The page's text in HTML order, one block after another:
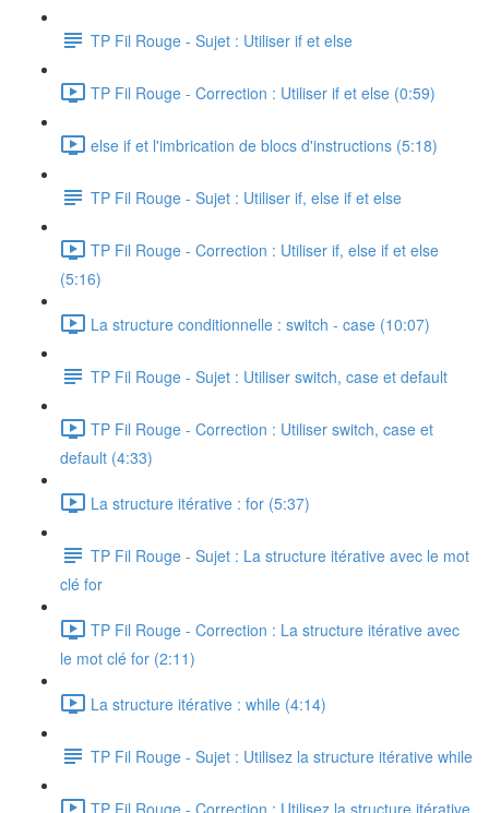
TP Fil Rouge - Sujet : Utiliser if et else
TP Fil Rouge - Correction : Utiliser if et else (0:59)
else if et l'imbrication de blocs d'instructions (5:18)
TP Fil Rouge - Sujet : Utiliser if, else if et else
TP Fil Rouge - Correction : Utiliser if, else if et else
(5:16)
La structure conditionnelle : switch - case (10:07)
TP Fil Rouge - Sujet : Utiliser switch, case et default
TP Fil Rouge - Correction : Utiliser switch, case et
default (4:33)
La structure itérative : for (5:37)
TP Fil Rouge - Sujet : La structure itérative avec le mot
clé for
TP Fil Rouge - Correction : La structure itérative avec
le mot clé for (2:11)
La structure itérative : while (4:14)
TP Fil Rouge - Sujet : Utilisez la structure itérative while
TP Fil Rouge - Correction : Utilisez la structure itérative